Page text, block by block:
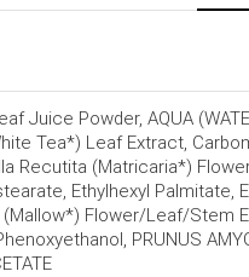
Juice Powder, AQUA
Tea*) Leaf Extract,
Recutita (Matricaria*)
Ethylhexyl
Flower/Leaf/Stem
PRUNUS